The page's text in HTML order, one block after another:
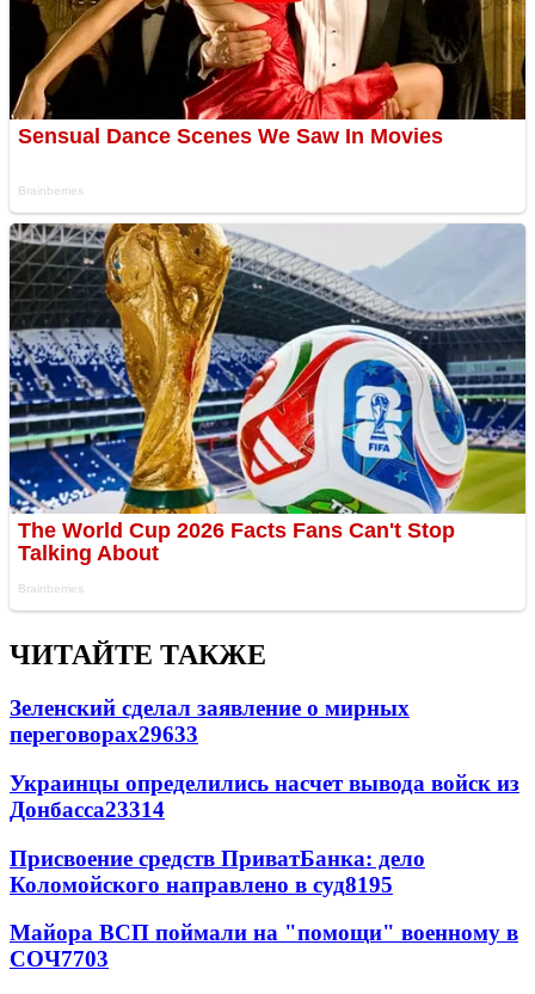
ЧИТАЙТЕ ТАКЖЕ
Зеленский сделал заявление о мирных
переговорах29633
Украинцы определились насчет вывода войск из
Донбасса23314
Присвоение средств ПриватБанка: дело
Коломойского направлено в суд8195
Майора ВСП поймали на "помощи" военному в
СОЧ7703